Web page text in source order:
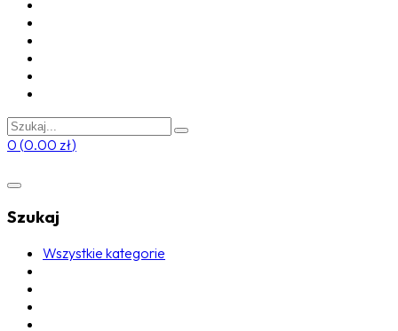
0 (0.00 zł)
Szukaj
Wszystkie kategorie